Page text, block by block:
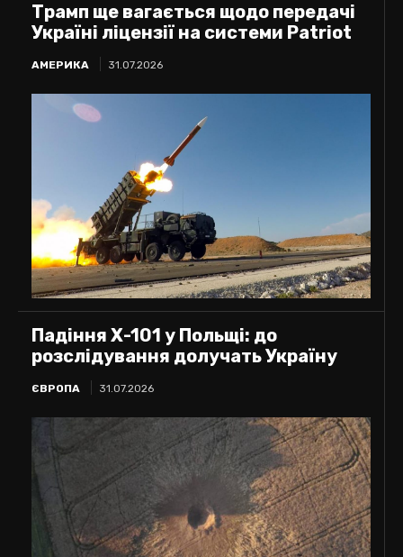
Трамп ще вагається щодо передачі
Україні ліцензії на системи Patriot
АМЕРИКА 31.07.2026
Падіння Х-101 у Польщі: до
розслідування долучать Україну
ЄВРОПА 31.07.2026